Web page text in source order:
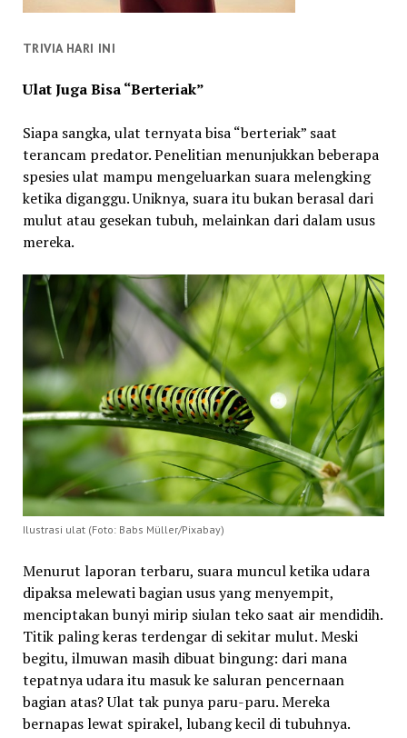
TRIVIA HARI INI
Ulat Juga Bisa “Berteriak”
Siapa sangka, ulat ternyata bisa “berteriak” saat
terancam predator. Penelitian menunjukkan beberapa
spesies ulat mampu mengeluarkan suara melengking
ketika diganggu. Uniknya, suara itu bukan berasal dari
mulut atau gesekan tubuh, melainkan dari dalam usus
mereka.
Ilustrasi ulat (Foto: Babs Müller/Pixabay)
Menurut laporan terbaru, suara muncul ketika udara
dipaksa melewati bagian usus yang menyempit,
menciptakan bunyi mirip siulan teko saat air mendidih.
Titik paling keras terdengar di sekitar mulut. Meski
begitu, ilmuwan masih dibuat bingung: dari mana
tepatnya udara itu masuk ke saluran pencernaan
bagian atas? Ulat tak punya paru-paru. Mereka
bernapas lewat spirakel, lubang kecil di tubuhnya.